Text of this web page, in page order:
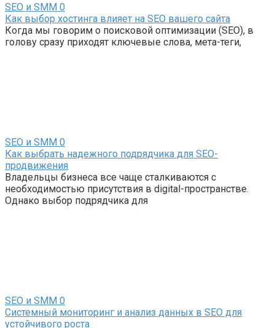
SEO и SMM 0
Как выбор хостинга влияет на SEO вашего сайта
Когда мы говорим о поисковой оптимизации (SEO), в
голову сразу приходят ключевые слова, мета-теги,
SEO и SMM 0
Как выбрать надежного подрядчика для SEO-
продвижения
Владельцы бизнеса все чаще сталкиваются с
необходимостью присутствия в digital-пространстве.
Однако выбор подрядчика для
SEO и SMM 0
Системный мониторинг и анализ данных в SEO для
устойчивого роста